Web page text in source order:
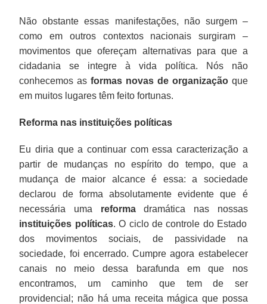
Não obstante essas manifestações, não surgem –
como em outros contextos nacionais surgiram –
movimentos que ofereçam alternativas para que a
cidadania se integre à vida política. Nós não
conhecemos asformas novas de organizaçãoque
em muitos lugares têm feito fortunas.
Reforma nas instituições políticas
Eu diria que a continuar com essa caracterização a
partir de mudanças no espírito do tempo, que a
mudança de maior alcance é essa: a sociedade
declarou de forma absolutamente evidente que é
necessária uma reformadramática nas nossas
instituições políticas. O ciclo de controle do Estado
dos movimentos sociais, de passividade na
sociedade, foi encerrado. Cumpre agora estabelecer
canais no meio dessa barafunda em que nos
encontramos, um caminho que tem de ser
providencial; não há uma receita mágica que possa